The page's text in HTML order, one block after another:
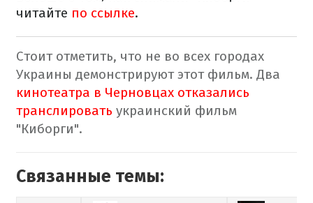
читайте по ссылке.
Стоит отметить, что не во всех городах
Украины демонстрируют этот фильм. Два
кинотеатра в Черновцах отказались
транслировать украинский фильм
"Киборги".
Связанные темы: